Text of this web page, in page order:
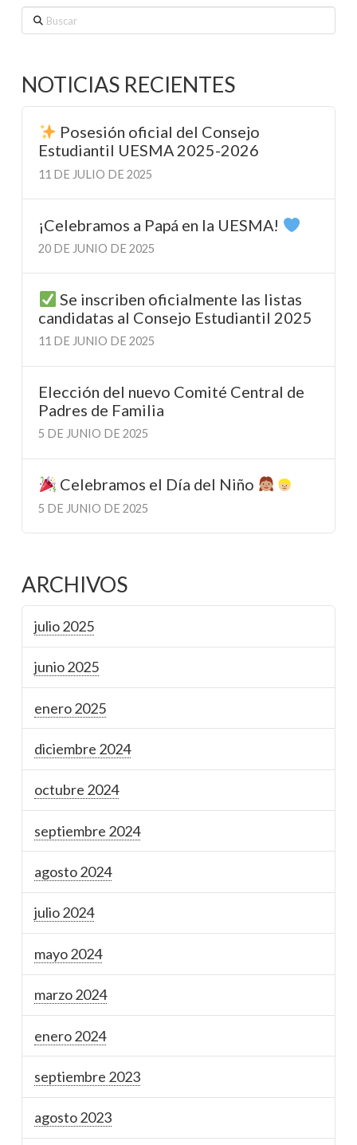
Buscar
NOTICIAS RECIENTES
Posesión oficial del Consejo
Estudiantil UESMA 2025-2026
11 DE JULIO DE 2025
¡Celebramos a Papá en la UESMA!
20 DE JUNIO DE 2025
Se inscriben oficialmente las listas
candidatas al Consejo Estudiantil 2025
11 DE JUNIO DE 2025
Elección del nuevo Comité Central de
Padres de Familia
5 DE JUNIO DE 2025
Celebramos el Día del Niño
5 DE JUNIO DE 2025
ARCHIVOS
julio 2025
junio 2025
enero 2025
diciembre 2024
octubre 2024
septiembre 2024
agosto 2024
julio 2024
mayo 2024
marzo 2024
enero 2024
septiembre 2023
agosto 2023